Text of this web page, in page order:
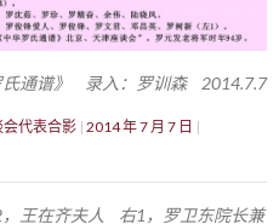
氏通谱》 录入：罗训森 2014.7.7
代表合影 2014 年 7 月 7 日
王在齐夫人 右1，罗卫东院长兼